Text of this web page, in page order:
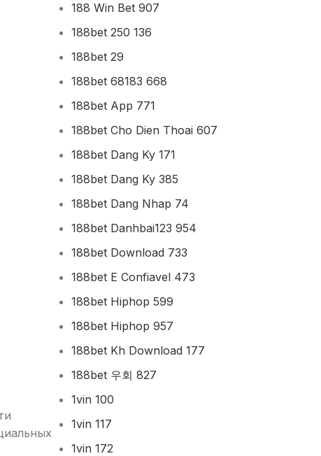
188 Win Bet 907
188bet 250 136
188bet 29
188bet 68183 668
188bet App 771
188bet Cho Dien Thoai 607
188bet Dang Ky 171
188bet Dang Ky 385
188bet Dang Nhap 74
188bet Danhbai123 954
188bet Download 733
188bet E Confiavel 473
188bet Hiphop 599
188bet Hiphop 957
188bet Kh Download 177
188bet 우회 827
1vin 100
1vin 117
1vin 172